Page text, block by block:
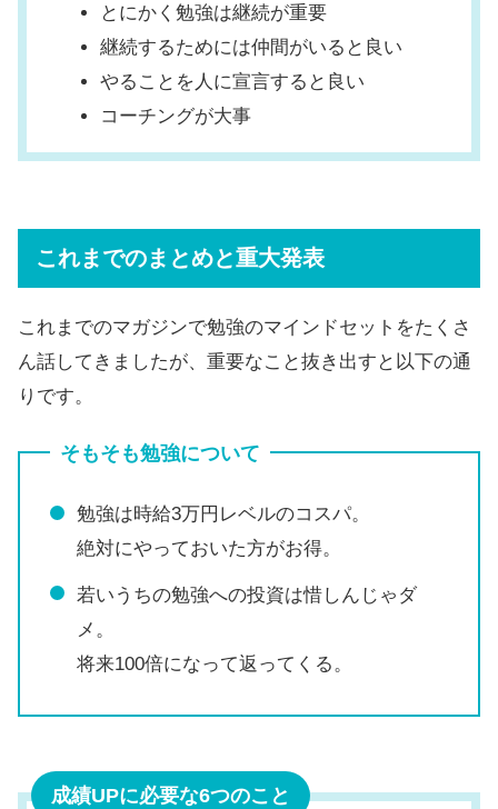
とにかく勉強は継続が重要
継続するためには仲間がいると良い
やることを人に宣言すると良い
コーチングが大事
これまでのまとめと重大発表
これまでのマガジンで勉強のマインドセットをたくさ
ん話してきましたが、重要なこと抜き出すと以下の通
りです。
そもそも勉強について
勉強は時給3万円レベルのコスパ。
絶対にやっておいた方がお得。
若いうちの勉強への投資は惜しんじゃダ
メ。
将来100倍になって返ってくる。
成績UPに必要な6つのこと